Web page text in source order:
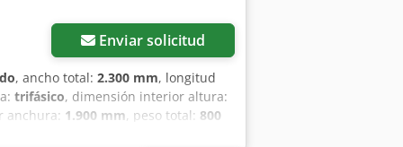
Enviar solicitud
, ancho total: 2.300 mm, longitud
trifásico, dimensión interior altura:
anchura: 1.900 mm, peso total: 800
sistema de calefacción integrado